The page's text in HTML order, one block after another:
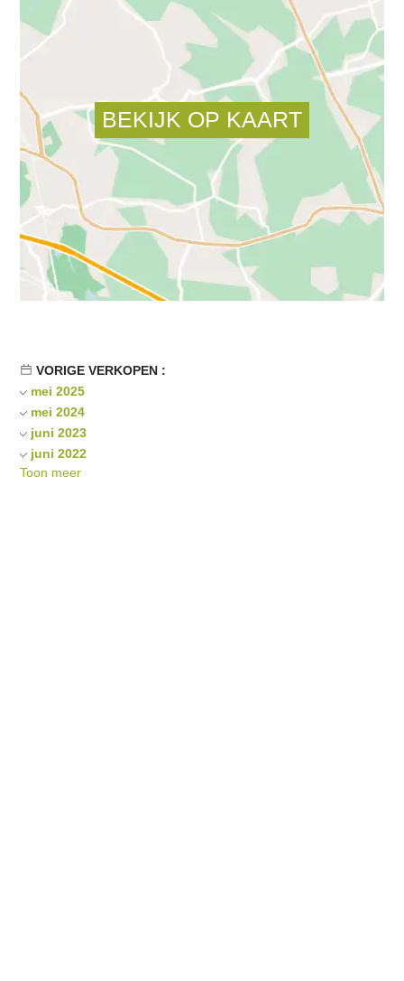
VORIGE VERKOPEN :
mei 2025
mei 2024
juni 2023
juni 2022
Toon meer